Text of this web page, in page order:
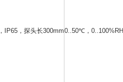
IP65，探头长300mm0..50℃，0..100%RH